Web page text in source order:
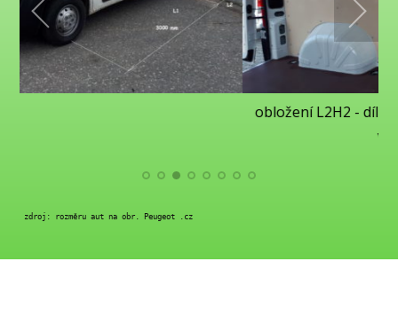
obložení L2H2 - díl nad kolem a za řidičem (H1
zdroj: rozměru aut na obr. Peugeot .cz